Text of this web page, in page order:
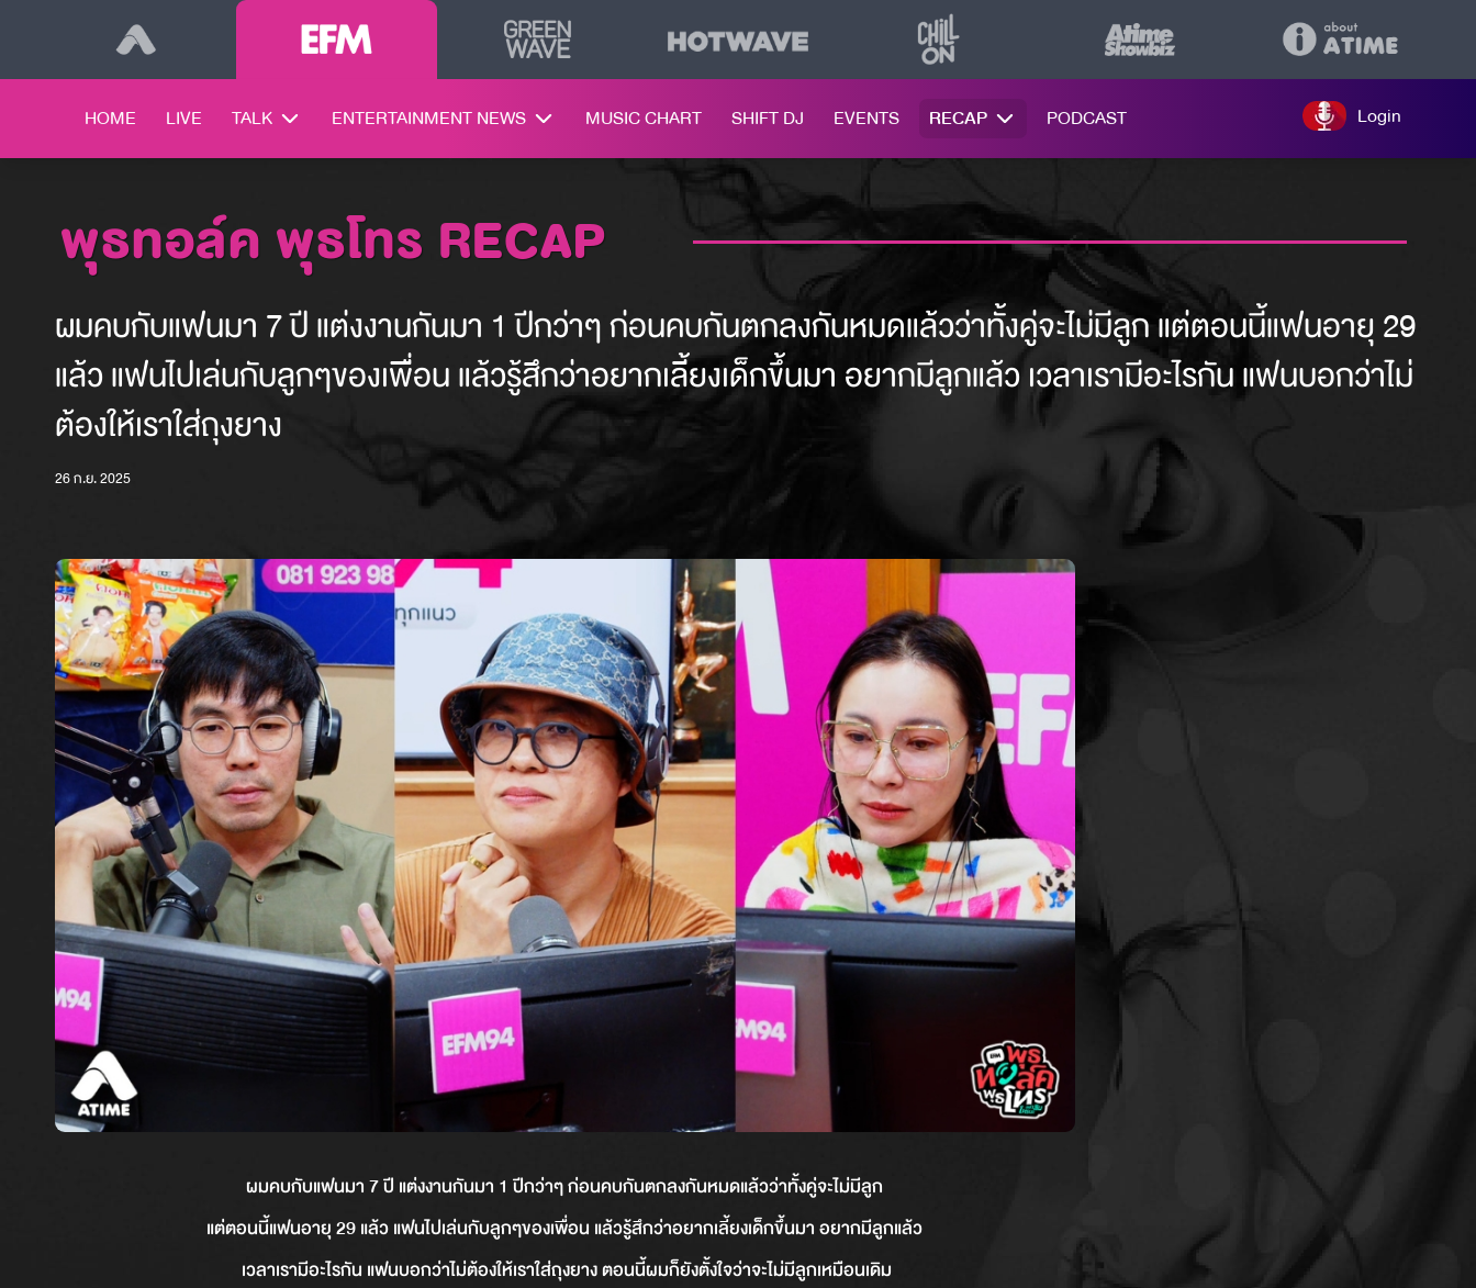
HOME LIVE TALK ENTERTAINMENT NEWS MUSIC CHART SHIFT DJ EVENTS RECAP PODCAST Login
พุธทอล์ค พุธโทร RECAP
ผมคบกับแฟนมา 7 ปี แต่งงานกันมา 1 ปีกว่าๆ ก่อนคบกันตกลงกันหมดแล้วว่าทั้งคู่จะไม่มีลูก แต่ตอนนี้แฟนอายุ 29
แล้ว แฟนไปเล่นกับลูกๆของเพื่อน แล้วรู้สึกว่าอยากเลี้ยงเด็กขึ้นมา อยากมีลูกแล้ว เวลาเรามีอะไรกัน แฟนบอกว่าไม่
ต้องให้เราใส่ถุงยาง
26 ก.ย. 2025
ผมคบกับแฟนมา 7 ปี แต่งงานกันมา 1 ปีกว่าๆ ก่อนคบกันตกลงกันหมดแล้วว่าทั้งคู่จะไม่มีลูก
แต่ตอนนี้แฟนอายุ 29 แล้ว แฟนไปเล่นกับลูกๆของเพื่อน แล้วรู้สึกว่าอยากเลี้ยงเด็กขึ้นมา อยากมีลูกแล้ว
เวลาเรามีอะไรกัน แฟนบอกว่าไม่ต้องให้เราใส่ถุงยาง ตอนนี้ผมก็ยังตั้งใจว่าจะไม่มีลูกเหมือนเดิม